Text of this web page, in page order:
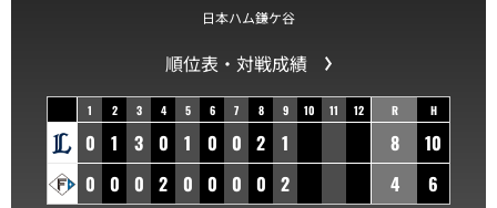
日本ハム鎌ケ谷
順位表・対戦成績
1 2 3 4 5 6 7 8 9 10 11 12
0 1 3 0 1 0 0 2
1
0 0 0 2 0 0 0 0 2
R H
8
10
4
6